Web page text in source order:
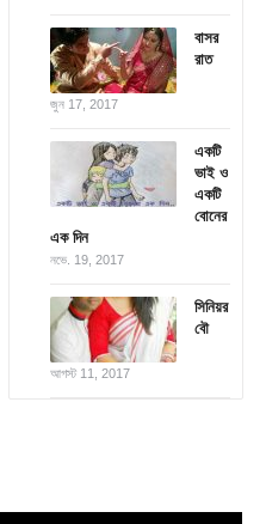
বাসর
রাত
জুন 17, 2017
একটি
ভাই ও
একটি
বোনের
এক দিন
নভে. 19, 2017
সিনিয়র
বৌ
আগস্ট 11, 2017